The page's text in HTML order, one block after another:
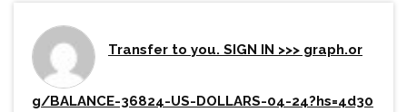
Transfer to you. SIGN IN >>> graph.or
g/BALANCE-36824-US-DOLLARS-04-24?hs=4d30